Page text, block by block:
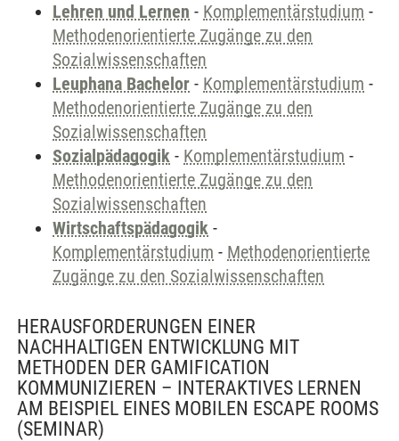
Lehren und Lernen - Komplementärstudium -
Methodenorientierte Zugänge zu den
Sozialwissenschaften
Leuphana Bachelor - Komplementärstudium -
Methodenorientierte Zugänge zu den
Sozialwissenschaften
Sozialpädagogik - Komplementärstudium -
Methodenorientierte Zugänge zu den
Sozialwissenschaften
Wirtschaftspädagogik -
Komplementärstudium - Methodenorientierte
Zugänge zu den Sozialwissenschaften
HERAUSFORDERUNGEN EINER
NACHHALTIGEN ENTWICKLUNG MIT
METHODEN DER GAMIFICATION
KOMMUNIZIEREN – INTERAKTIVES LERNEN
AM BEISPIEL EINES MOBILEN ESCAPE ROOMS
(SEMINAR)